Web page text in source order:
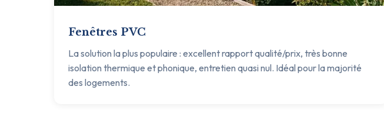
Fenêtres PVC
La solution la plus populaire : excellent rapport qualité/prix, très bonne
isolation thermique et phonique, entretien quasi nul. Idéal pour la majorité
des logements.